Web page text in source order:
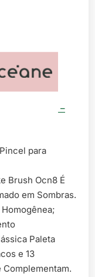
–
Brush Ocn8 É
em Sombras.
Paleta
e 13